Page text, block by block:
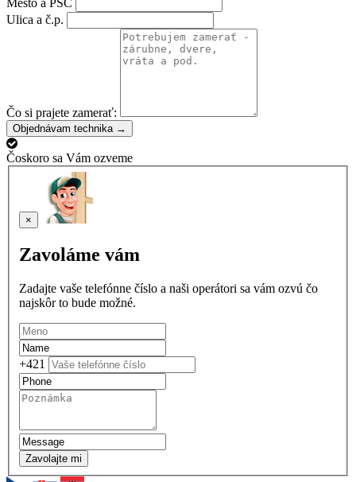
Mesto a PSČ
Ulica a č.p.
Čo si prajete zamerať:
Objednávam technika →
Čoskoro sa Vám ozveme
×
Zavoláme vám
Zadajte vaše telefónne číslo a naši operátori sa vám ozvú čo
najskôr to bude možné.
+421
Zavolajte mi